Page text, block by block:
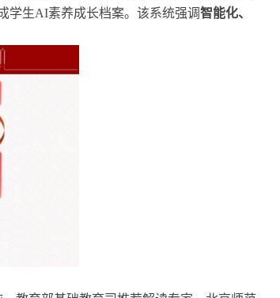
学生AI素养成长档案。该系统强调智能化、